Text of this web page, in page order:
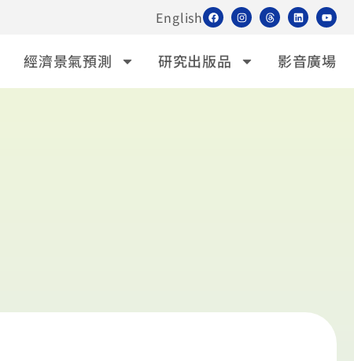
English
經濟景氣預測 研究出版品 影音廣場